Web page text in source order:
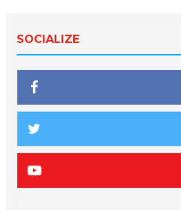
SOCIALIZE